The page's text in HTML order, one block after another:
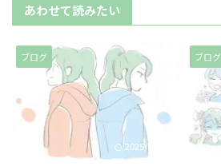
あわせて読みたい
ブログ
2025/7/25
ブログ